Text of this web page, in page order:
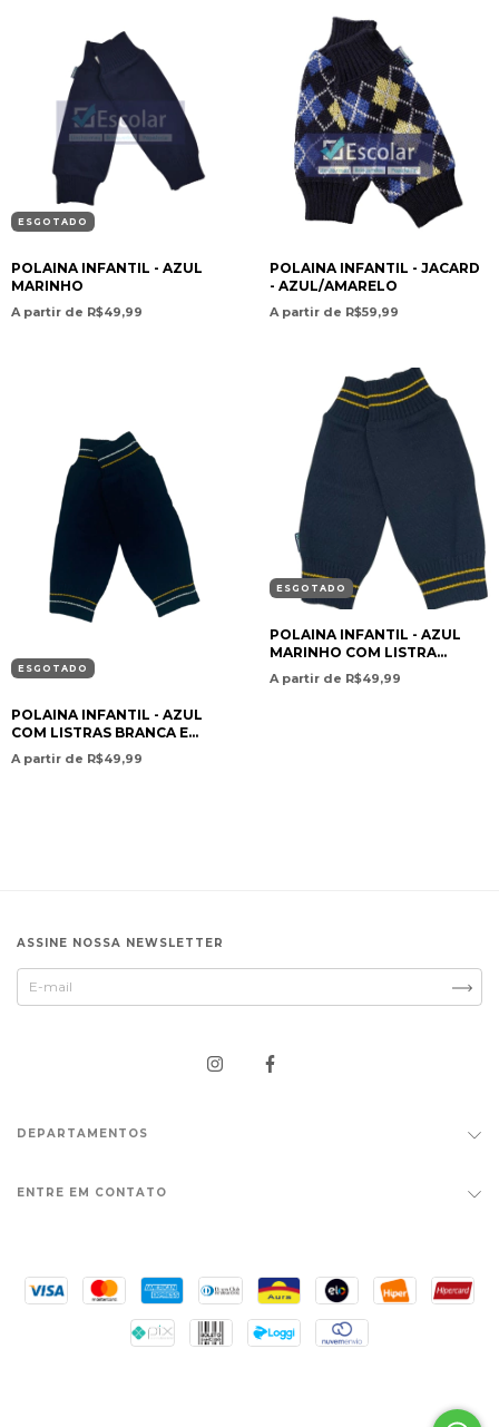
ESGOTADO
POLAINA INFANTIL - AZUL
MARINHO
A partir de R$49,99
POLAINA INFANTIL - JACARD
- AZUL/AMARELO
A partir de R$59,99
ESGOTADO
POLAINA INFANTIL - AZUL
COM LISTRAS BRANCA E
AMARELA
A partir de R$49,99
ESGOTADO
POLAINA INFANTIL - AZUL
MARINHO COM LISTRA
AMARELA
A partir de R$49,99
ASSINE NOSSA NEWSLETTER
DEPARTAMENTOS
ENTRE EM CONTATO